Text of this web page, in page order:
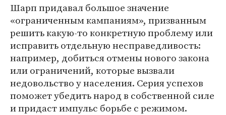
Шарп придавал большое значение
«ограниченным кампаниям», призванным
решить какую-то конкретную проблему или
исправить отдельную несправедливость:
например, добиться отмены нового закона
или ограничений, которые вызвали
недовольство у населения. Серия успехов
поможет убедить народ в собственной силе
и придаст импульс борьбе с режимом.